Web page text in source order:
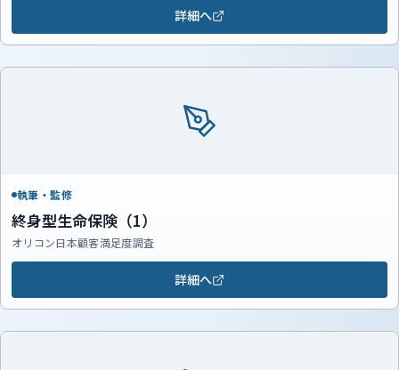
詳細へ
執筆・監修
終身型生命保険（1）
オリコン日本顧客満足度調査
詳細へ